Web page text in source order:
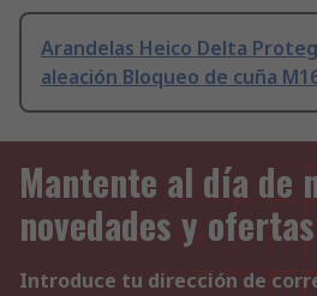
Arandelas Heico Delta
aleación Bloqueo de cuña
Mantente al día de
novedades y ofertas
Introduce tu dirección de